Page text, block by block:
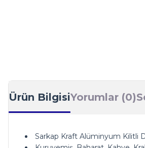
Ürün BilgisiYorumlar (0)
Sarkap Kraft Alüminyum Kilitli